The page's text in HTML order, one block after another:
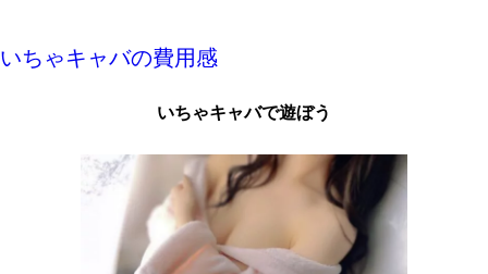
いちゃキャバの費用感
いちゃキャバで遊ぼう